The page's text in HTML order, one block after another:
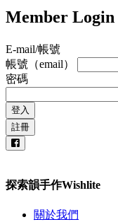
Member Login
E-mail/帳號
帳號（email）
密碼
登入
註冊
探索韻手作Wishlite
關於我們